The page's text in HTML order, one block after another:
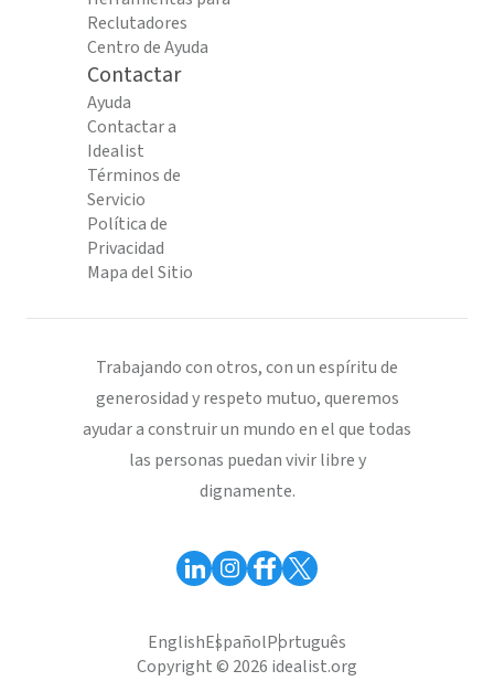
Reclutadores
Centro de Ayuda
Contactar
Ayuda
Contactar a
Idealist
Términos de
Servicio
Política de
Privacidad
Mapa del Sitio
Trabajando con otros, con un espíritu de
generosidad y respeto mutuo, queremos
ayudar a construir un mundo en el que todas
las personas puedan vivir libre y
dignamente.
EnglishEspañolPortuguês
Copyright © 2026 idealist.org